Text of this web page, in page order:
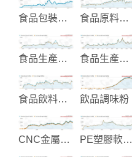
食品包裝機械 食品原料粉末製造
食品生產機械解決方案 食品生產設備
食品飲料及包裝處理機械 飲品調味粉
CNC金屬與塑膠加工 PE塑膠軟管-工業軟管製造